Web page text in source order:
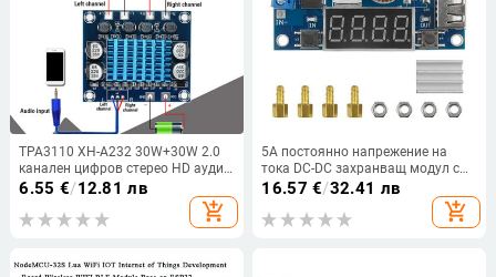
TPA3110 XH-A232 30W+30W 2.0
канален цифров стерео HD аудио
усилвател на мощност
усилвател DC 8-26V3A
6.55 €/12.81 лв
add_shopping_cart
5A постоянно напрежение на
тока DC-DC захранващ модул с
напрежение и ток на мощността
регулаторна платка на
16.57 €/32.41 лв
add_shopping_cart